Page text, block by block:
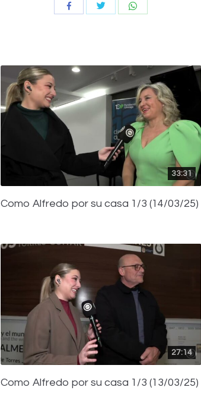
CompartirCompartir
33:31
Como Alfredo por su casa 1/3 (14/03/25)
27:14
Como Alfredo por su casa 1/3 (13/03/25)